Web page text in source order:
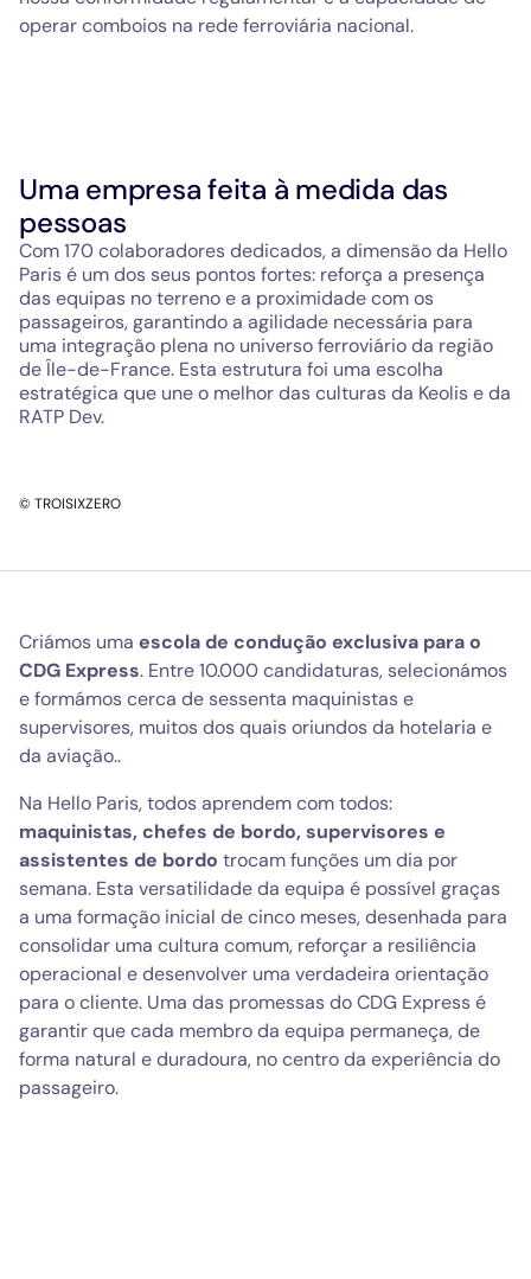
operar comboios na rede ferroviária nacional.
Uma empresa feita à medida das
pessoas
Com 170 colaboradores dedicados, a dimensão da Hello
Paris é um dos seus pontos fortes: reforça a presença
das equipas no terreno e a proximidade com os
passageiros, garantindo a agilidade necessária para
uma integração plena no universo ferroviário da região
de Île-de-France. Esta estrutura foi uma escolha
estratégica que une o melhor das culturas da Keolis e da
RATP Dev.
© TROISIXZERO
Criámos uma escola de condução exclusiva para o
CDG Express. Entre 10.000 candidaturas, selecionámos
e formámos cerca de sessenta maquinistas e
supervisores, muitos dos quais oriundos da hotelaria e
da aviação..
Na Hello Paris, todos aprendem com todos:
maquinistas, chefes de bordo, supervisores e
assistentes de bordo trocam funções um dia por
semana. Esta versatilidade da equipa é possível graças
a uma formação inicial de cinco meses, desenhada para
consolidar uma cultura comum, reforçar a resiliência
operacional e desenvolver uma verdadeira orientação
para o cliente. Uma das promessas do CDG Express é
garantir que cada membro da equipa permaneça, de
forma natural e duradoura, no centro da experiência do
passageiro.